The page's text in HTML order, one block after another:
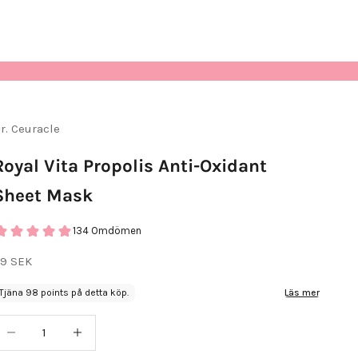
Ceuracle
Vita Propolis Anti-Oxidant
Mask
134 Omdömen
pris
SEK
Tjäna 98 points på detta köp. Läs mer